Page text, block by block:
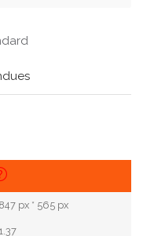
847 px * 565 px
1.37